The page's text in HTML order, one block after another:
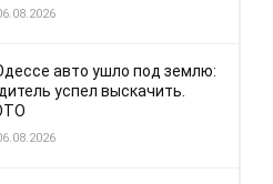
авто ушло под землю:
успел выскачить.